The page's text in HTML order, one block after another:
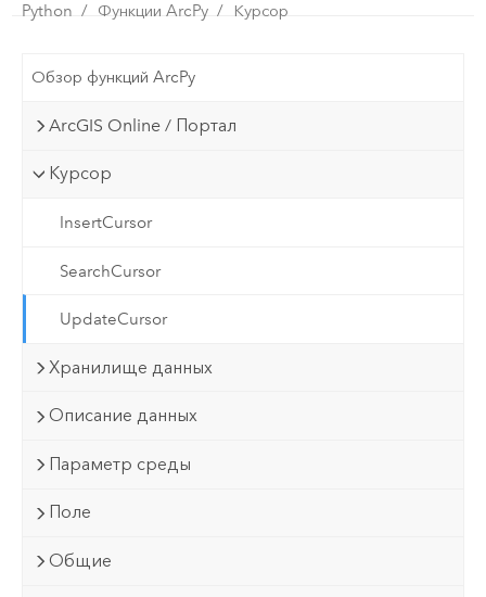
Python Функции ArcPy Курсор
Обзор функций ArcPy
ArcGIS Online / Портал
Курсор
InsertCursor
SearchCursor
UpdateCursor
Хранилище данных
Описание данных
Параметр среды
Поле
Общие